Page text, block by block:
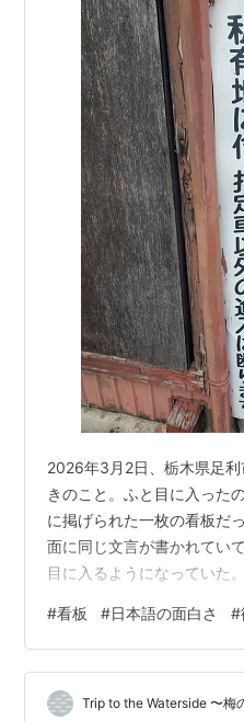
2026年3月2日、栃木県足
きのこと。ふと目に入った
に掲げられた一枚の看板だ
面に同じ文言が書かれてい
目に入るようになっていた
た 「私有地に付、指定車以
瞬、「あれ？」と思った。
少し強すぎるように感じた
き もちろん、意味は明確で
#看板 #日本語の面白さ #
Trip to the Waterside 〜梅